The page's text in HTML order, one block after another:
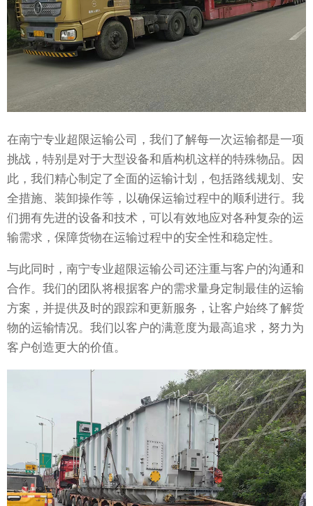
在南宁专业超限运输公司，我们了解每一次运输都是一项
挑战，特别是对于大型设备和盾构机这样的特殊物品。因
此，我们精心制定了全面的运输计划，包括路线规划、安
全措施、装卸操作等，以确保运输过程中的顺利进行。我
们拥有先进的设备和技术，可以有效地应对各种复杂的运
输需求，保障货物在运输过程中的安全性和稳定性。
与此同时，南宁专业超限运输公司还注重与客户的沟通和
合作。我们的团队将根据客户的需求量身定制最佳的运输
方案，并提供及时的跟踪和更新服务，让客户始终了解货
物的运输情况。我们以客户的满意度为最高追求，努力为
客户创造更大的价值。